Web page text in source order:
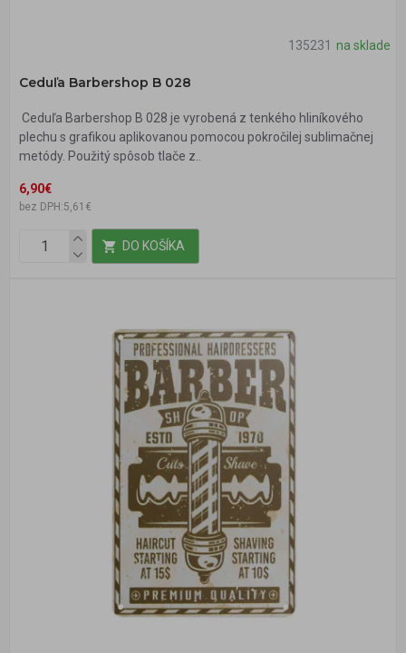
135231 na sklade
Ceduľa Barbershop B 028
Ceduľa Barbershop B 028 je vyrobená z tenkého hliníkového
plechu s grafikou aplikovanou pomocou pokročilej sublimačnej
metódy. Použitý spôsob tlače z..
6,90€
bez DPH:5,61€
DO KOŠÍKA